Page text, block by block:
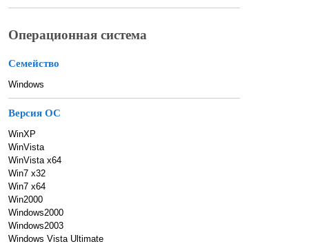
Операционная система
Семейство
Windows
Версия ОС
WinXP
WinVista
WinVista x64
Win7 x32
Win7 x64
Win2000
Windows2000
Windows2003
Windows Vista Ultimate